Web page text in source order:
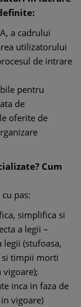
a cadrului
utilizatorului
de intrare
pentru
de
oferite de
Cum
pas:
simplifica si
a legii –
(stufoasa,
si timpii morti
inca in faza de
vigoare)